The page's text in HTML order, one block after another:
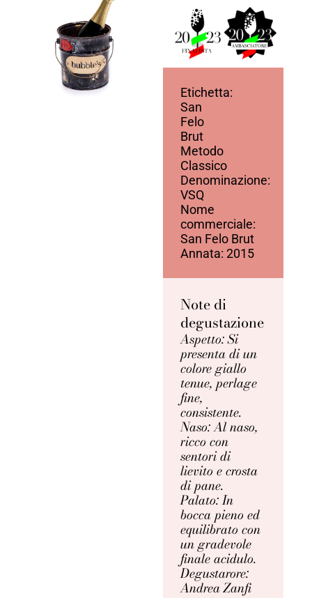
Etichetta:
San
Felo
Brut
Metodo
Classico
Denominazione:
VSQ
Nome
commerciale:
San Felo Brut
Annata: 2015
Note di
degustazione
Aspetto: Si
presenta di un
colore giallo
tenue, perlage
fine,
consistente.
Naso: Al naso,
ricco con
sentori di
lievito e crosta
di pane.
Palato: In
bocca pieno ed
equilibrato con
un gradevole
finale acidulo.
Degustarore:
Andrea Zanfi